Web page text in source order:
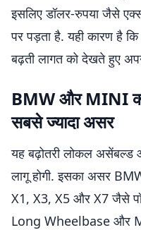
इसलिए डॉलर-रुपया जैसे
पर पड़ता है. यही कारण है
बढ़ती लागत को देखते हुए
BMW और MINI की
सबसे ज्यादा असर
यह बढ़ोतरी लोकल असेंबल्ड
लागू होगी. इसका असर
X1, X3, X5 और X7 जैसे
Long Wheelbase और